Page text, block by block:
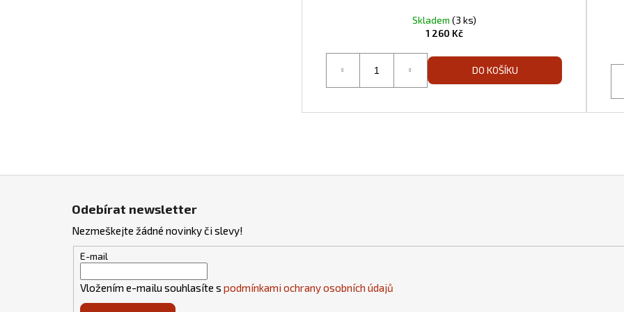
Skladem (3 ks)
1 260 Kč
DO KOŠÍKU
Odebírat newsletter
Nezmeškejte žádné novinky či slevy!
E-mail
Vložením e-mailu souhlasíte s podmínkami ochrany osobních údajů